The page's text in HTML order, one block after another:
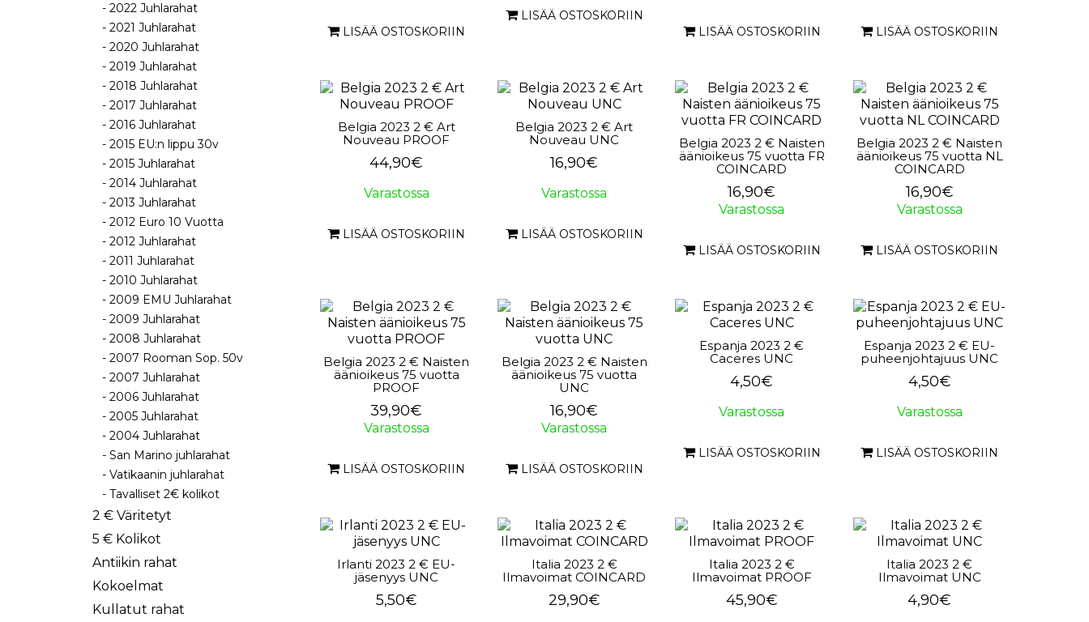
- 2022 Juhlarahat
- 2021 Juhlarahat
- 2020 Juhlarahat
- 2019 Juhlarahat
- 2018 Juhlarahat
- 2017 Juhlarahat
- 2016 Juhlarahat
- 2015 EU:n lippu 30v
- 2015 Juhlarahat
- 2014 Juhlarahat
- 2013 Juhlarahat
- 2012 Euro 10 Vuotta
- 2012 Juhlarahat
- 2011 Juhlarahat
- 2010 Juhlarahat
- 2009 EMU Juhlarahat
- 2009 Juhlarahat
- 2008 Juhlarahat
- 2007 Rooman Sop. 50v
- 2007 Juhlarahat
- 2006 Juhlarahat
- 2005 Juhlarahat
- 2004 Juhlarahat
- San Marino juhlarahat
- Vatikaanin juhlarahat
- Tavalliset 2€ kolikot
2 € Väritetyt
5 € Kolikot
Antiikin rahat
Kokoelmat
Kullatut rahat
LISÄÄ OSTOSKORIIN
LISÄÄ OSTOSKORIIN
LISÄÄ OSTOSKORIIN LISÄÄ OSTOSKORIIN
Belgia 2023 2 € Art
Nouveau PROOF
44,90€
Varastossa
LISÄÄ OSTOSKORIIN
Belgia 2023 2 € Art
Nouveau UNC
16,90€
Varastossa
LISÄÄ OSTOSKORIIN
Belgia 2023 2 € Naisten
äänioikeus 75 vuotta FR
COINCARD
16,90€
Varastossa
LISÄÄ OSTOSKORIIN
Belgia 2023 2 € Naisten
äänioikeus 75 vuotta NL
COINCARD
16,90€
Varastossa
LISÄÄ OSTOSKORIIN
Belgia 2023 2 € Naisten
äänioikeus 75 vuotta
PROOF
39,90€
Varastossa
LISÄÄ OSTOSKORIIN
Belgia 2023 2 € Naisten
äänioikeus 75 vuotta
UNC
16,90€
Varastossa
LISÄÄ OSTOSKORIIN
Espanja 2023 2 €
Caceres UNC
4,50€
Varastossa
LISÄÄ OSTOSKORIIN
Espanja 2023 2 € EU-
puheenjohtajuus UNC
4,50€
Varastossa
LISÄÄ OSTOSKORIIN
Irlanti 2023 2 € EU-
jäsenyys UNC
5,50€
Italia 2023 2 €
Ilmavoimat COINCARD
29,90€
Italia 2023 2 €
Ilmavoimat PROOF
45,90€
Italia 2023 2 €
Ilmavoimat UNC
4,90€